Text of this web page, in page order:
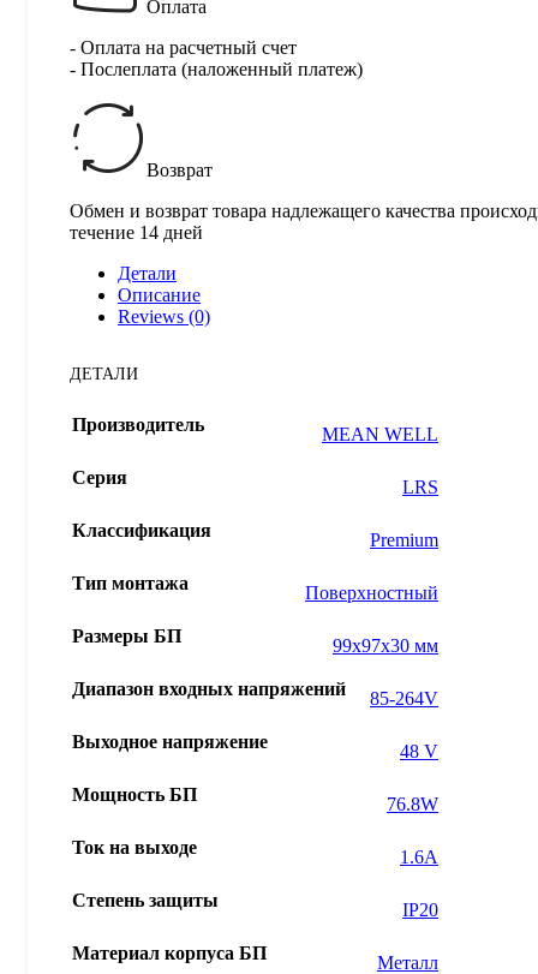
Оплата
- Оплата на расчетный счет
- Послеплата (наложенный платеж)
Возврат
Обмен и возврат товара надлежащего качества
течение 14 дней
Детали
Описание
Reviews (0)
ДЕТАЛИ
Производитель MEAN WELL
Серия LRS
Классификация Premium
Тип монтажа Поверхностный
Размеры БП 99x97x30 мм
Диапазон входных напряжений 85-264V
Выходное напряжение 48 V
Мощность БП 76.8W
Ток на выходе 1.6A
Степень защиты IP20
Материал корпуса БП Металл